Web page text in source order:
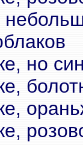
но